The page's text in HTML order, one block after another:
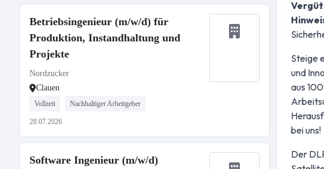
Betriebsingenieur (m/w/d) für
Produktion, Instandhaltung und
Projekte
Nordzucker
Clauen
Vollzeit Nachhaltiger Arbeitgeber
28.07.2026
Software Ingenieur (m/w/d)